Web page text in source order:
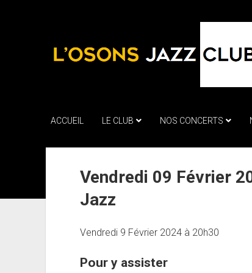
ACCUEIL LE CLUB NOS CONCERTS
Vendredi 09 Février
Jazz
Vendredi 9 Février 2024 à 20h30
Pour y assister